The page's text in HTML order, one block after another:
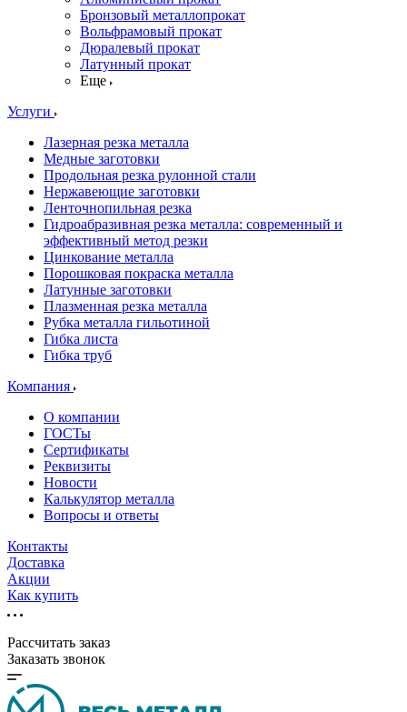
Бронзовый металлопрокат
Вольфрамовый прокат
Дюралевый прокат
Латунный прокат
Еще
Услуги
Лазерная резка металла
Медные заготовки
Продольная резка рулонной стали
Нержавеющие заготовки
Ленточнопильная резка
Гидроабразивная резка металла: современный и
эффективный метод резки
Цинкование металла
Порошковая покраска металла
Латунные заготовки
Плазменная резка металла
Рубка металла гильотиной
Гибка листа
Гибка труб
Компания
О компании
ГОСТы
Сертификаты
Реквизиты
Новости
Калькулятор металла
Вопросы и ответы
Контакты
Доставка
Акции
Как купить
Рассчитать заказ
Заказать звонок